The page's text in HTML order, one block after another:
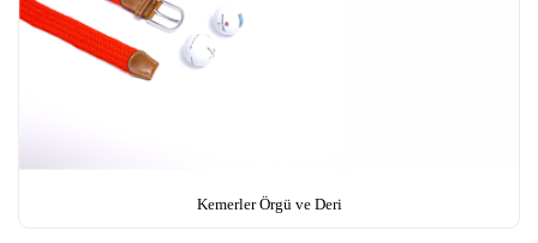
Kemerler Örgü ve Deri